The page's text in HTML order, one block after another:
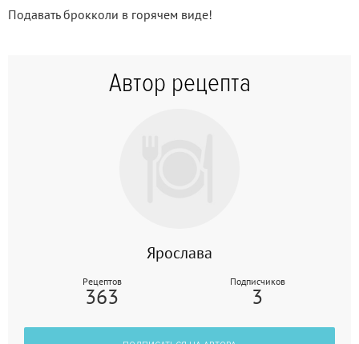
Подавать брокколи в горячем виде!
Автор рецепта
Ярослава
Рецептов
363
Подписчиков
3